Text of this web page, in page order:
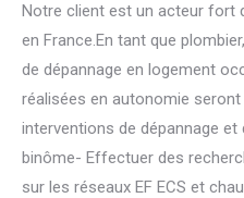
Notre client est un acteur fort
en France.En tant que
de dépannage en logement
réalisées en autonomie
interventions de dépannage
binôme- Effectuer des
sur les réseaux EF ECS et